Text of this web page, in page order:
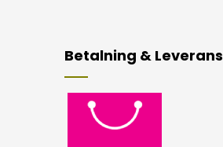
Betalning & Leverans